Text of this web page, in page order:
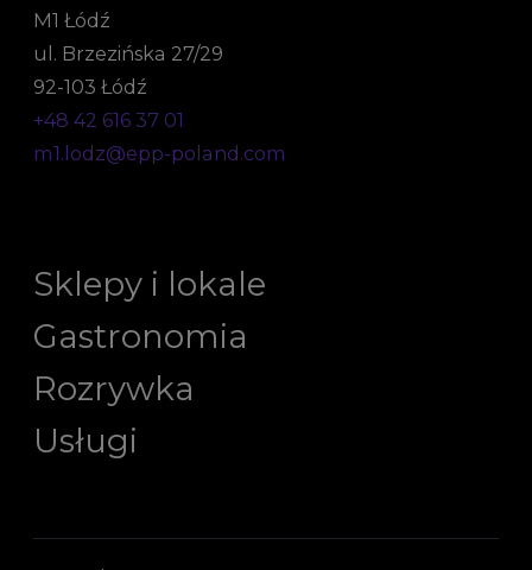
M1 Łódź
ul. Brzezińska 27/29
92-103 Łódź
+48 42 616 37 01
m1.lodz@epp-poland.com
Sklepy i lokale
Gastronomia
Rozrywka
Usługi